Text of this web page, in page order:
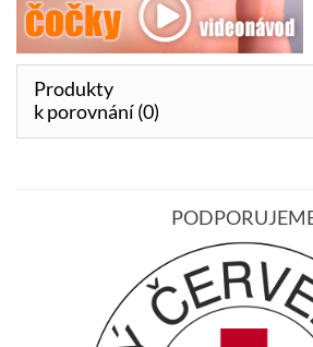
Produkty
k porovnání (0)